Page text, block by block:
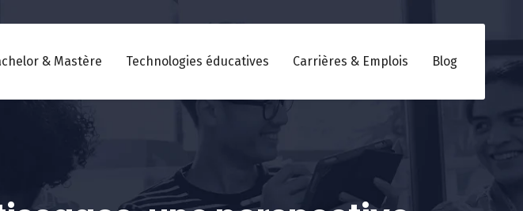
& Mastère Technologies éducatives Carrières & Emplois Blog